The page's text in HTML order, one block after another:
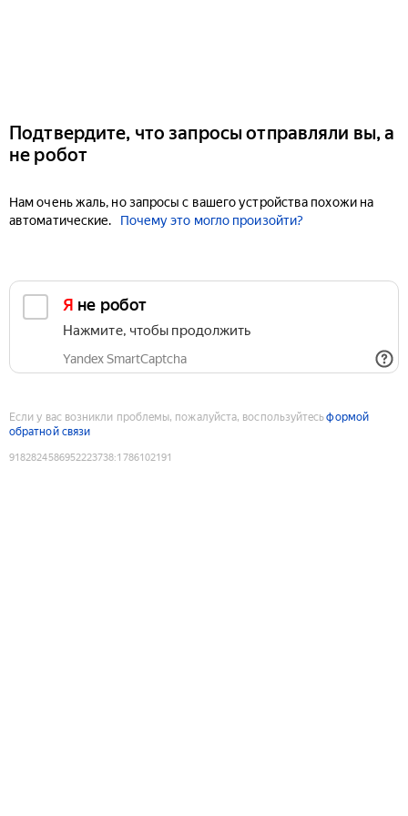
Подтвердите, что запросы отправляли вы, а
не робот
Нам очень жаль, но запросы с вашего устройства похожи на
автоматические.
Почему это могло произойти?
Я не робот
Нажмите, чтобы продолжить
Yandex SmartCaptcha
Если у вас возникли проблемы, пожалуйста, воспользуйтесьформой
обратной связи
9182824586952223738:1786102191